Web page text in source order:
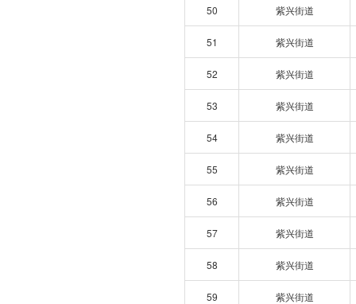
50 紫兴街道
51 紫兴街道
52 紫兴街道
53 紫兴街道
54 紫兴街道
55 紫兴街道
56 紫兴街道
57 紫兴街道
58 紫兴街道
59 紫兴街道